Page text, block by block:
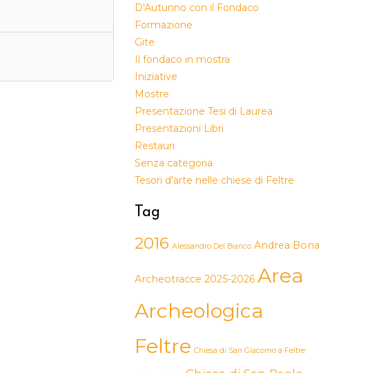
D'Autunno con il Fondaco
Formazione
Gite
Il fondaco in mostra
Iniziative
Mostre
Presentazione Tesi di Laurea
Presentazioni Libri
Restauri
Senza categoria
Tesori d'arte nelle chiese di Feltre
Tag
2016 Alessandro Del Bianco Andrea Bona
Archeotracce 2025-2026 Area
Archeologica
Feltre Chiesa di San Giacomo a Feltre